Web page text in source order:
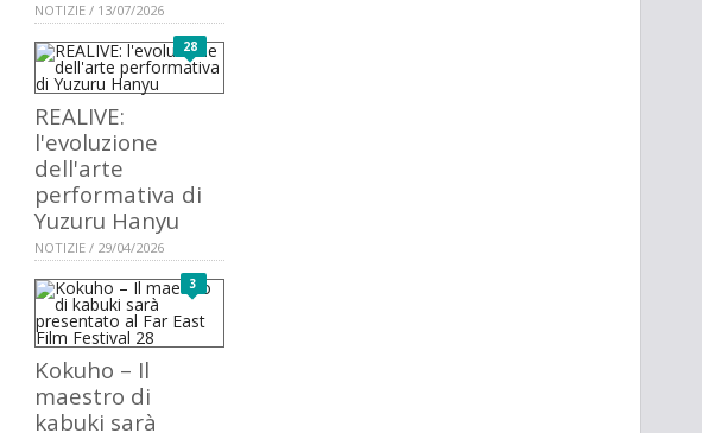
NOTIZIE / 13/07/2026
28
REALIVE:
l'evoluzione
dell'arte
performativa di
Yuzuru Hanyu
NOTIZIE / 29/04/2026
3
Kokuho – Il
maestro di
kabuki sarà